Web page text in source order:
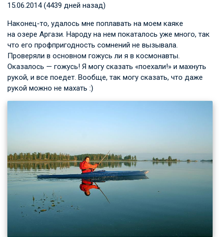
15.06.2014 (4439 дней назад)
Наконец-то, удалось мне поплавать на моем каяке
на озере Аргази. Народу на нем покаталось уже много, так
что его профпригодность сомнений не вызывала.
Проверяли в основном гожусь ли я в космонавты.
Оказалось — гожусь! Я могу сказать «поехали!» и махнуть
рукой, и все поедет. Вообще, так могу сказать, что даже
рукой можно не махать :)